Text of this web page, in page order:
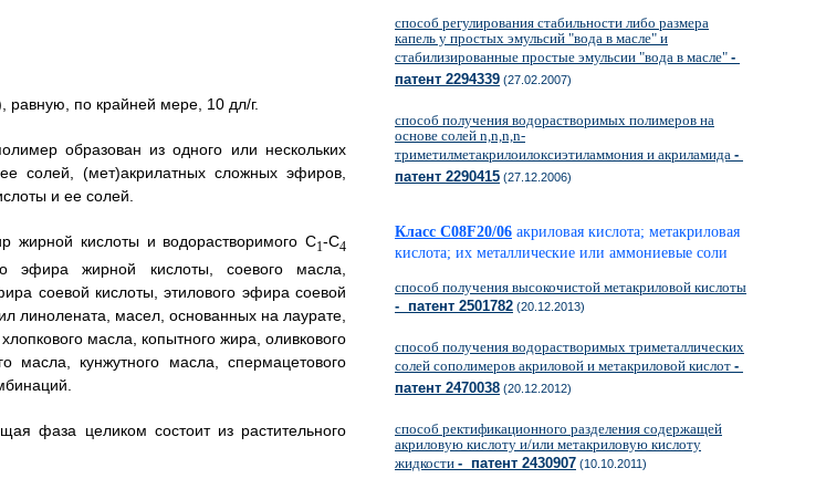
равную, по крайней мере, 10 дл/г.
образован из одного или нескольких
солей, (мет)акрилатных сложных эфиров,
и ее солей.
кислоты и водорастворимого C1-C4
эфира жирной кислоты, соевого масла,
соевой кислоты, этилового эфира соевой
линолената, масел, основанных на лаурате,
масла, копытного жира, оливкового
масла, кунжутного масла, спермацетового
фаза целиком состоит из растительного
способ регулирования стабильности либо размера
капель у простых эмульсий "вода в масле" и
стабилизированные простые эмульсии "вода в масле" -
патент 2294339 (27.02.2007)
способ получения водорастворимых полимеров на
основе солей n,n,n,n-
триметилметакрилоилоксиэтиламмония и акриламида -
патент 2290415 (27.12.2006)
Класс C08F20/06 акриловая кислота; метакриловая
кислота; их металлические или аммониевые соли
способ получения высокочистой метакриловой кислоты
- патент 2501782 (20.12.2013)
способ получения водорастворимых триметаллических
солей сополимеров акриловой и метакриловой кислот -
патент 2470038 (20.12.2012)
способ ректификационного разделения содержащей
акриловую кислоту и/или метакриловую кислоту
жидкости - патент 2430907 (10.10.2011)